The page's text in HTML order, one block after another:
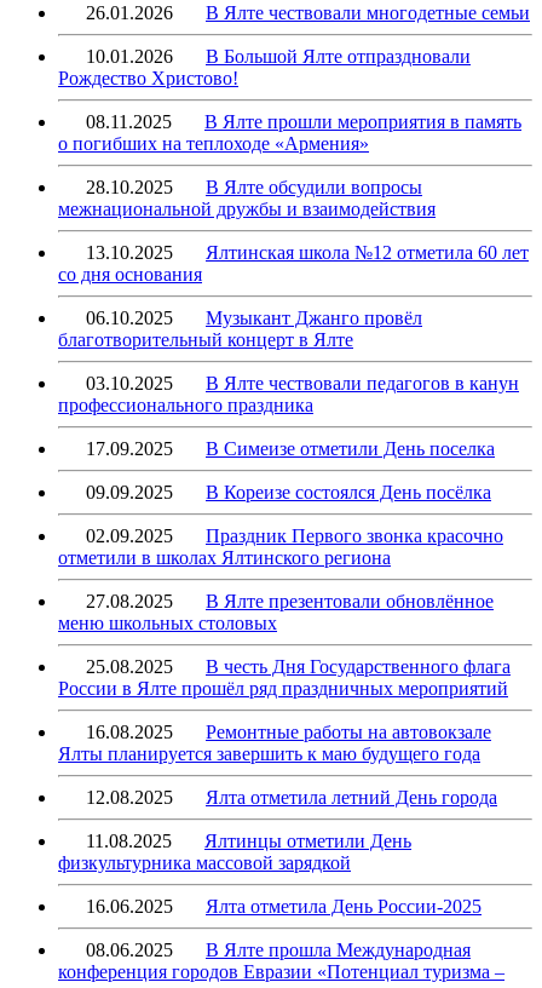
26.01.2026 В Ялте чествовали многодетные семьи
10.01.2026
В Большой Ялте отпраздновали
Рождество Христово!
08.11.2025
В Ялте прошли мероприятия в память
о погибших на теплоходе «Армения»
28.10.2025
В Ялте обсудили вопросы
межнациональной дружбы и взаимодействия
13.10.2025
Ялтинская школа №12 отметила 60 лет
со дня основания
06.10.2025
Музыкант Джанго провёл
благотворительный концерт в Ялте
03.10.2025
В Ялте чествовали педагогов в канун
профессионального праздника
17.09.2025 В Симеизе отметили День поселка
09.09.2025 В Кореизе состоялся День посёлка
02.09.2025
Праздник Первого звонка красочно
отметили в школах Ялтинского региона
27.08.2025
В Ялте презентовали обновлённое
меню школьных столовых
25.08.2025
В честь Дня Государственного флага
России в Ялте прошёл ряд праздничных мероприятий
16.08.2025
Ремонтные работы на автовокзале
Ялты планируется завершить к маю будущего года
12.08.2025 Ялта отметила летний День города
11.08.2025
Ялтинцы отметили День
физкультурника массовой зарядкой
16.06.2025 Ялта отметила День России-2025
08.06.2025
В Ялте прошла Международная
конференция городов Евразии «Потенциал туризма –